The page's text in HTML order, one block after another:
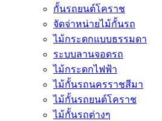
กั้นรถยนต์โคราช
จัดจ่าหน่ายไม้กั้นรถ
ไม้กระดกแบบธรรมดา
ระบบลานจอดรถ
ไม้กระดกไฟฟ้า
ไม้กั้นรถนครราชสีมา
ไม้กั้นรถยนต์โคราช
ไม้กั้นรถต่างๆ